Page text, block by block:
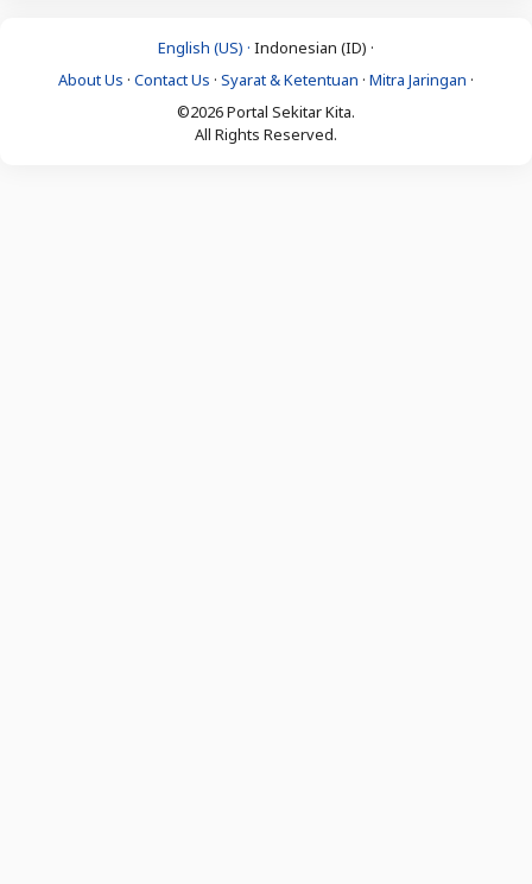
English (US) · Indonesian (ID) ·
About Us · Contact Us · Syarat & Ketentuan · Mitra Jaringan ·
©2026 Portal Sekitar Kita.
All Rights Reserved.